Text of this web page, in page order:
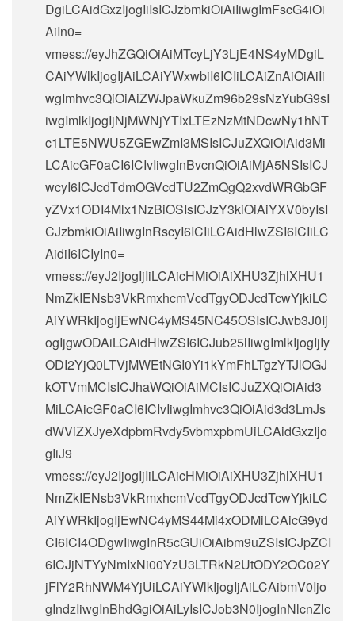
DgiLCAidGxzIjogIiIsICJzbmkiOiAiIiwgImFscG4iOi
AiIn0=
vmess://eyJhZGQiOiAiMTcyLjY3LjE4NS4yMDgiL
CAiYWlkIjogIjAiLCAiYWxwbiI6ICIiLCAiZnAiOiAiIi
wgImhvc3QiOiAiZWJpaWkuZm96b29sNzYubG9sI
iwgImlkIjogIjNjMWNjYTIxLTEzNzMtNDcwNy1hNT
c1LTE5NWU5ZGEwZmI3MSIsICJuZXQiOiAid3Mi
LCAicGF0aCI6ICIvIiwgInBvcnQiOiAiMjA5NSIsICJ
wcyI6ICJcdTdmOGVcdTU2ZmQgQ2xvdWRGbGF
yZVx1ODI4Mlx1NzBiOSIsICJzY3kiOiAiYXV0byIsI
CJzbmkiOiAiIiwgInRscyI6ICIiLCAidHlwZSI6ICIiLC
AidiI6ICIyIn0=
vmess://eyJ2IjogIjIiLCAicHMiOiAiXHU3ZjhlXHU1
NmZkIENsb3VkRmxhcmVcdTgyODJcdTcwYjkiLC
AiYWRkIjogIjEwNC4yMS45NC45OSIsICJwb3J0Ij
ogIjgwODAiLCAidHlwZSI6ICJub25lIiwgImlkIjogIjIy
ODI2YjQ0LTVjMWEtNGI0Yi1kYmFhLTgzYTJlOGJ
kOTVmMCIsICJhaWQiOiAiMCIsICJuZXQiOiAid3
MiLCAicGF0aCI6ICIvIiwgImhvc3QiOiAid3d3LmJs
dWViZXJyeXdpbmRvdy5vbmxpbmUiLCAidGxzIjo
gIiJ9
vmess://eyJ2IjogIjIiLCAicHMiOiAiXHU3ZjhlXHU1
NmZkIENsb3VkRmxhcmVcdTgyODJcdTcwYjkiLC
AiYWRkIjogIjEwNC4yMS44Mi4xODMiLCAicG9yd
CI6ICI4ODgwIiwgInR5cGUiOiAibm9uZSIsICJpZCI
6ICJjNTYyNmIxNi00YzU3LTRkN2UtODY2OC02Y
jFlY2RhNWM4YjUiLCAiYWlkIjogIjAiLCAibmV0Ijo
gIndzIiwgInBhdGgiOiAiLyIsICJob3N0IjogInNlcnZlc